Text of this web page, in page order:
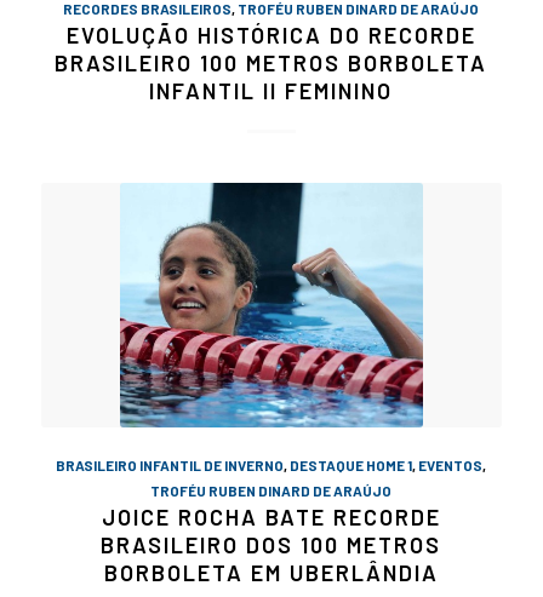
RECORDES BRASILEIROS, TROFÉU RUBEN DINARD DE ARAÚJO
EVOLUÇÃO HISTÓRICA DO RECORDE
BRASILEIRO 100 METROS BORBOLETA
INFANTIL II FEMININO
BRASILEIRO INFANTIL DE INVERNO, DESTAQUE HOME 1, EVENTOS,
TROFÉU RUBEN DINARD DE ARAÚJO
JOICE ROCHA BATE RECORDE
BRASILEIRO DOS 100 METROS
BORBOLETA EM UBERLÂNDIA